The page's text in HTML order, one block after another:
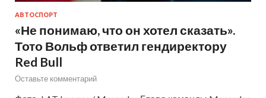
АВТОСПОРТ
«Не понимаю, что он хотел сказать».
Тото Вольф ответил гендиректору
Red Bull
Оставьте комментарий